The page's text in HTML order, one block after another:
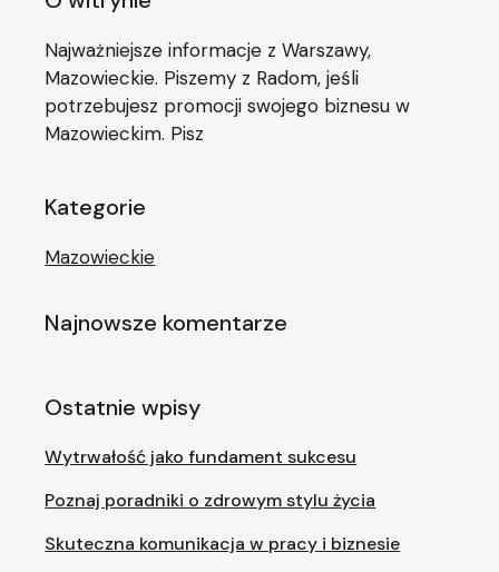
Najważniejsze informacje z Warszawy,
Mazowieckie. Piszemy z Radom, jeśli
potrzebujesz promocji swojego biznesu w
Mazowieckim. Pisz
Kategorie
Mazowieckie
Najnowsze komentarze
Ostatnie wpisy
Wytrwałość jako fundament sukcesu
Poznaj poradniki o zdrowym stylu życia
Skuteczna komunikacja w pracy i biznesie